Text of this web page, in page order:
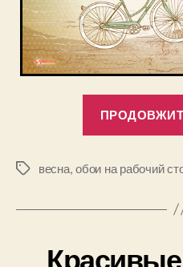
Позначки
весна,обои на рабочий